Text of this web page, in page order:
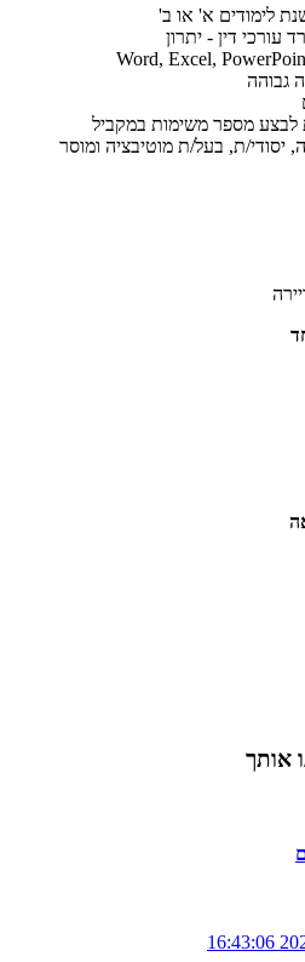
לימודים א' או ב'
עורכי דין - יתרון
גבוהה
לבצע מספר משימות במקביל
יסודי/ת, בעל/ת מוטיבציה ומוסר
אותך